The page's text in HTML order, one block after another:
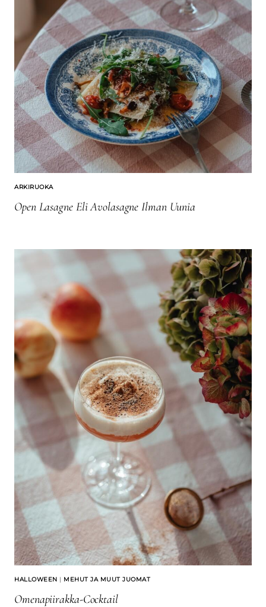
ARKIRUOKA
Open Lasagne Eli Avolasagne Ilman Uunia
HALLOWEEN | MEHUT JA MUUT JUOMAT
Omenapiirakka-Cocktail